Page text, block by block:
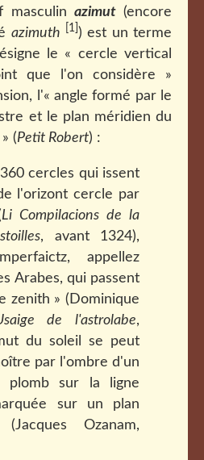
masculin azimut(encore
azimuth [1]) est un terme
le « cercle vertical
que l'on considère »
l'« angle formé par le
et le plan méridien du
(Petit Robert) :
cercles qui issent
l'orizont cercle par
Li Compilacions de la
, avant 1324),
appellez
Arabes, qui passent
zenith » (Dominique
de l'astrolabe,
du soleil se peut
par l'ombre d'un
plomb sur la ligne
sur un plan
Ozanam,